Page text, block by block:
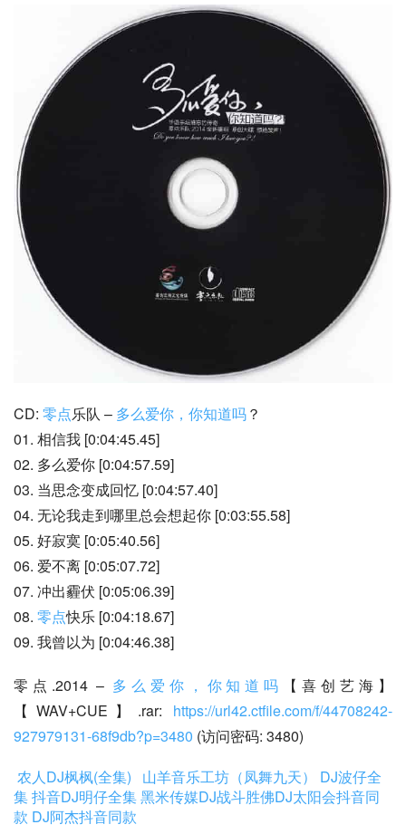
CD: 零点乐队 – 多么爱你，你知道吗？
01. 相信我 [0:04:45.45]
02. 多么爱你 [0:04:57.59]
03. 当思念变成回忆 [0:04:57.40]
04. 无论我走到哪里总会想起你 [0:03:55.58]
05. 好寂寞 [0:05:40.56]
06. 爱不离 [0:05:07.72]
07. 冲出霾伏 [0:05:06.39]
08. 零点快乐 [0:04:18.67]
09. 我曾以为 [0:04:46.38]
零点.2014 – 多么爱你，你知道吗
【喜创艺海】
【WAV+CUE】.rar: https://url42.ctfile.com/f/44708242-
927979131-68f9db?p=3480 (访问密码: 3480)
农人DJ枫枫(全集)
山羊音乐工坊（凤舞九天）
DJ波仔全
集抖音DJ明仔全集黑米传媒DJ战斗胜佛DJ太阳会抖音同
款 DJ阿杰抖音同款